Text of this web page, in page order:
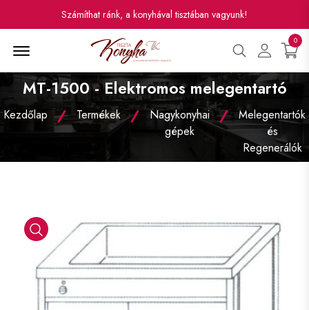
Számíthat ránk, a konyhával tisztában vagyunk!
0
MT-1500 - Elektromos melegentartó
Kezdőlap Termékek
Nagykonyhai
gépek
Melegentartók
és
Regenerálók